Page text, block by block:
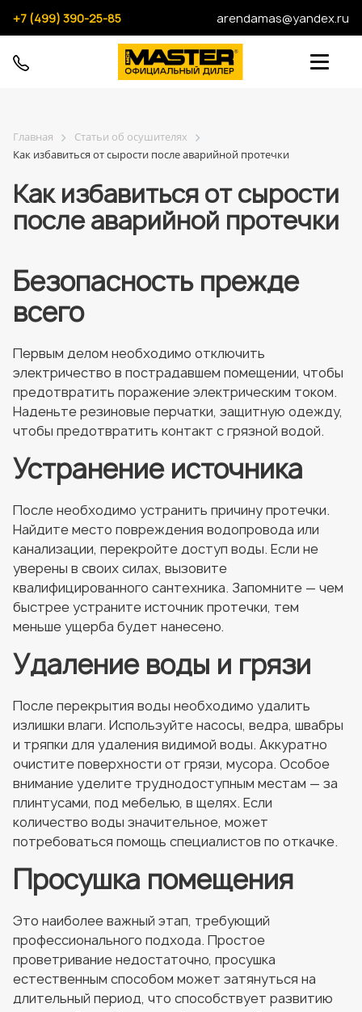
+7 (499) 390-25-85 arendamas@yandex.ru
Главная
Статьи об осушителях
Как избавиться от сырости после аварийной протечки
Как избавиться от сырости
после аварийной протечки
Безопасность прежде
всего
Первым делом необходимо отключить
электричество в пострадавшем помещении, чтобы
предотвратить поражение электрическим током.
Наденьте резиновые перчатки, защитную одежду,
чтобы предотвратить контакт с грязной водой.
Устранение источника
После необходимо устранить причину протечки.
Найдите место повреждения водопровода или
канализации, перекройте доступ воды. Если не
уверены в своих силах, вызовите
квалифицированного сантехника. Запомните — чем
быстрее устраните источник протечки, тем
меньше ущерба будет нанесено.
Удаление воды и грязи
После перекрытия воды необходимо удалить
излишки влаги. Используйте насосы, ведра, швабры
и тряпки для удаления видимой воды. Аккуратно
очистите поверхности от грязи, мусора. Особое
внимание уделите труднодоступным местам — за
плинтусами, под мебелью, в щелях. Если
количество воды значительное, может
потребоваться помощь специалистов по откачке.
Просушка помещения
Это наиболее важный этап, требующий
профессионального подхода. Простое
проветривание недостаточно, просушка
естественным способом может затянуться на
длительный период, что способствует развитию